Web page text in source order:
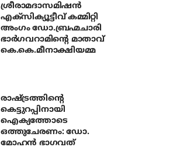
ശ്രീരാമദാസമിഷന്‍
എക്‌സിക്യൂട്ടീവ് കമ്മിറ്റി
അംഗം ഡോ.ബ്രഹ്മചാരി
ഭാര്‍ഗവറാമിന്റെ മാതാവ്
കെ.കെ.മീനാക്ഷിയമ്മ
രാഷ്ട്രത്തിന്റെ
കെട്ടുറപ്പിനായി
ഐക്യത്തോടെ
ഒത്തുചേരണം: ഡോ.
മോഹന്‍ ഭാഗവത്